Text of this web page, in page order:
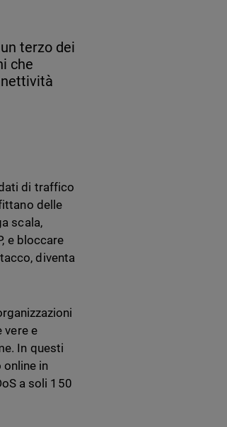
terzo dei
che
di traffico
delle
scala,
e bloccare
diventa
vere e
In questi
in
a soli 150